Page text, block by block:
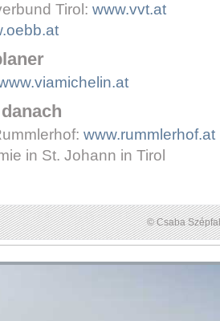
Tirol: www.vvt.at
www.rummlerhof.at
in St. Johann in Tirol
© Csaba